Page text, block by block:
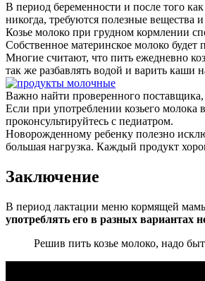
В период беременности и после того
никогда, требуются полезные вещества
Козье молоко при грудном кормлении
Собственное материнское молоко
Многие считают, что пить ежедневно
так же разбавлять водой и варить каши
Важно найти проверенного поставщика,
Если при употреблении козьего
проконсультируйтесь с педиатром.
Новорожденному ребенку полезно
большая нагрузка. Каждый продукт
Заключение
В период лактации меню кормящей
употреблять его в разных вариантах
Решив пить козье молоко, надо